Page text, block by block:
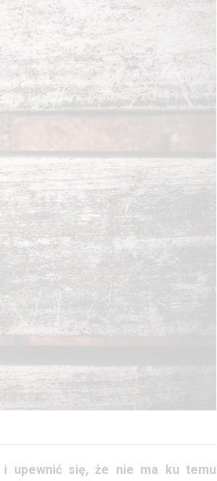
i upewnić się, że nie ma ku temu